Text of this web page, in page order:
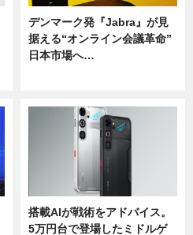
デンマーク発『Jabra』が見
据える“オンライン会議革命”
日本市場へ…
搭載AIが戦術をアドバイス。
5万円台で登場したミドルゲ